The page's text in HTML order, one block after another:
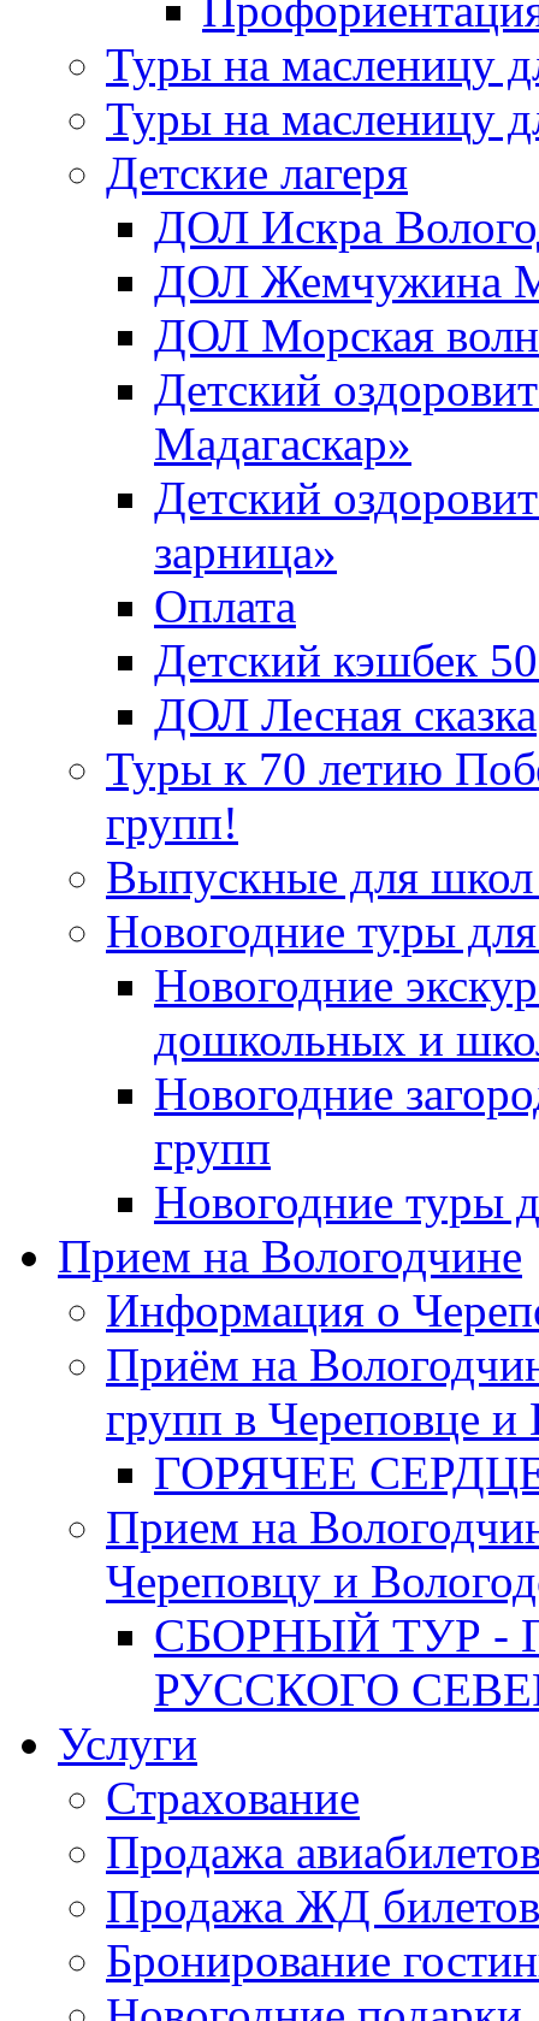
Туры на масленицу
Туры на масленицу
Детские лагеря
ДОЛ Искра
ДОЛ Жемчужина
ДОЛ Морская
Детский
Мадагаскар»
Детский
зарница»
Оплата
Детский кэшбек
ДОЛ Лесная сказка
Туры к 70 летию
групп!
Выпускные для школ
Новогодние туры
Новогодние
дошкольных и
Новогодние
групп
Новогодние туры
Прием на Вологодчине
Информация о
Приём на
групп в Череповце и
ГОРЯЧЕЕ
Прием на
Череповцу и
СБОРНЫЙ ТУР -
РУССКОГО
Услуги
Страхование
Продажа
Продажа ЖД билетов
Бронирование